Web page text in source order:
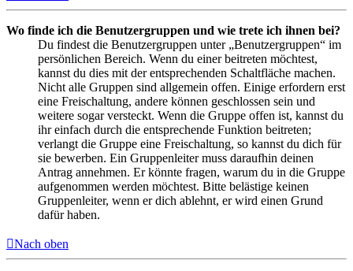
Wo finde ich die Benutzergruppen und wie trete ich ihnen bei?
Du findest die Benutzergruppen unter „Benutzergruppen“ im
persönlichen Bereich. Wenn du einer beitreten möchtest,
kannst du dies mit der entsprechenden Schaltfläche machen.
Nicht alle Gruppen sind allgemein offen. Einige erfordern erst
eine Freischaltung, andere können geschlossen sein und
weitere sogar versteckt. Wenn die Gruppe offen ist, kannst du
ihr einfach durch die entsprechende Funktion beitreten;
verlangt die Gruppe eine Freischaltung, so kannst du dich für
sie bewerben. Ein Gruppenleiter muss daraufhin deinen
Antrag annehmen. Er könnte fragen, warum du in die Gruppe
aufgenommen werden möchtest. Bitte belästige keinen
Gruppenleiter, wenn er dich ablehnt, er wird einen Grund
dafür haben.
Nach oben